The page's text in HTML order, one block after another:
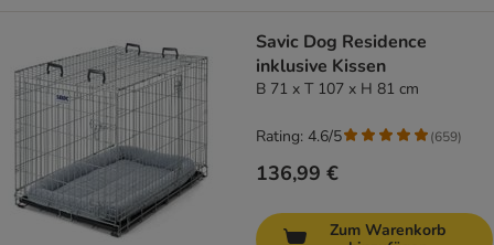
Savic Dog Residence
inklusive Kissen
B 71 x T 107 x H 81 cm
136,99 €
Rating: 4.6/5 (659)
Zum Warenkorb